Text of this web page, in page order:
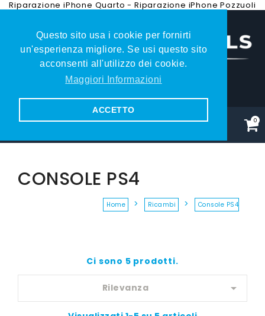
Questo sito usa i cookie per fornirti
un'esperienza migliore. Se usi questo sito
acconsenti all'utilizzo dei cookie.
Maggiori Informazioni
ACCETTO
Riparazione iPhone Quarto - Riparazione iPhone Pozzuoli
0
CONSOLE PS4
Home Ricambi Console PS4
Ci sono 5 prodotti.
Rilevanza 